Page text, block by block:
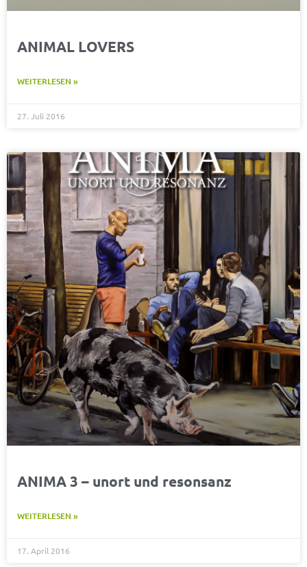
ANIMAL LOVERS
WEITERLESEN »
27. Juli 2016
ANIMA 3 – unort und resonsanz
WEITERLESEN »
17. April 2016